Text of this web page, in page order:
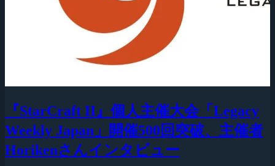
『StarCraft II』個人主催大会「Legacy
Weekly Japan」開催500回突破、主催者
Horikenさんインタビュー